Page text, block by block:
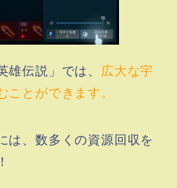
雄伝説」では、
広大な宇
ことができます。
は、数多くの資源回収を